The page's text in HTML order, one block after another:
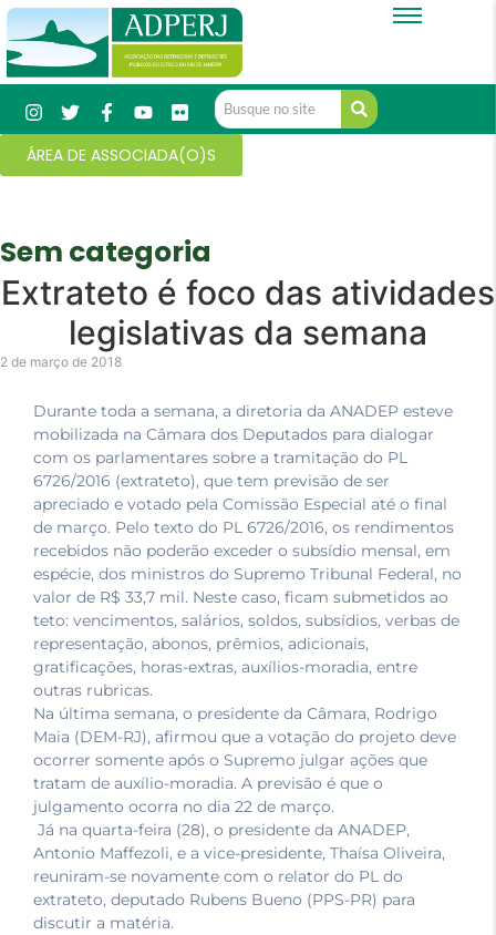
ÁREA DE ASSOCIADA(O)S
Sem categoria
Extrateto é foco das atividades
legislativas da semana
2 de março de 2018
Durante toda a semana, a diretoria da ANADEP esteve
mobilizada na Câmara dos Deputados para dialogar
com os parlamentares sobre a tramitação do PL
6726/2016 (extrateto), que tem previsão de ser
apreciado e votado pela Comissão Especial até o final
de março. Pelo texto do PL 6726/2016, os rendimentos
recebidos não poderão exceder o subsídio mensal, em
espécie, dos ministros do Supremo Tribunal Federal, no
valor de R$ 33,7 mil. Neste caso, ficam submetidos ao
teto: vencimentos, salários, soldos, subsídios, verbas de
representação, abonos, prêmios, adicionais,
gratificações, horas-extras, auxílios-moradia, entre
outras rubricas.
Na última semana, o presidente da Câmara, Rodrigo
Maia (DEM-RJ), afirmou que a votação do projeto deve
ocorrer somente após o Supremo julgar ações que
tratam de auxílio-moradia. A previsão é que o
julgamento ocorra no dia 22 de março.
Já na quarta-feira (28), o presidente da ANADEP,
Antonio Maffezoli, e a vice-presidente, Thaísa Oliveira,
reuniram-se novamente com o relator do PL do
extrateto, deputado Rubens Bueno (PPS-PR) para
discutir a matéria.